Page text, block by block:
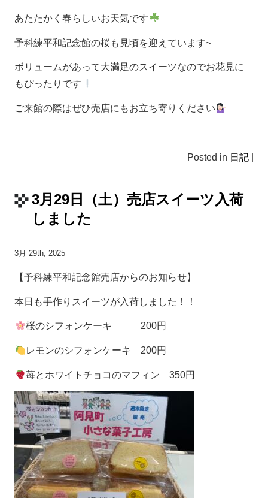
あたたかく春らしいお天気です
予科練平和記念館の桜も見頃を迎えています~
ボリュームがあって大満足のスイーツなのでお花見に
もぴったりです
ご来館の際はぜひ売店にもお立ち寄りください
Posted in 日記|
3月29日（土）売店スイーツ入荷
しました
3月 29th, 2025
【予科練平和記念館売店からのお知らせ】
本日も手作りスイーツが入荷しました！！
桜のシフォンケーキ 200円
レモンのシフォンケーキ 200円
苺とホワイトチョコのマフィン 350円